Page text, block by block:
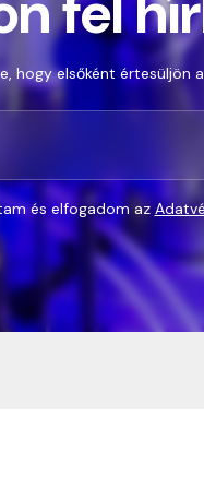
hogy elsőként értesüljön
és elfogadom az